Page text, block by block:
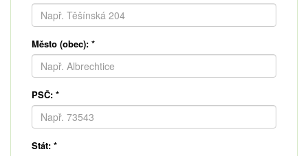
Město (obec): *
PSČ: *
Stát: *